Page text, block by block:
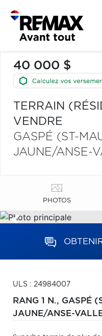
40 000 $
TERRAIN
VENDRE
GASPÉ (ST-
JAUNE/ANSE-
PHOTOS
ULS : 24984007
RANG 1 N., GASPÉ
JAUNE/ANSE-